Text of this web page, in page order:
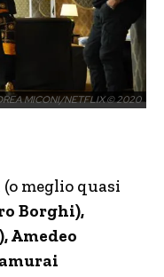
MICONI/NETFLIX © 2020
meglio quasi
Borghi),
Amedeo